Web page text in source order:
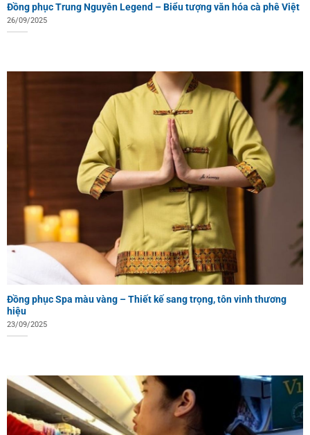
Đồng phục Trung Nguyên Legend – Biểu tượng văn hóa cà phê Việt
26/09/2025
Đồng phục Spa màu vàng – Thiết kế sang trọng, tôn vinh thương
hiệu
23/09/2025